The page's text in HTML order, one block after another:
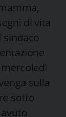
di vita
sindaco
sulla
sotto